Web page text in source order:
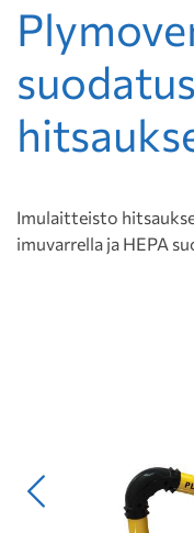
Imulaitteisto
imuvarrella ja HEPA
Edellinen